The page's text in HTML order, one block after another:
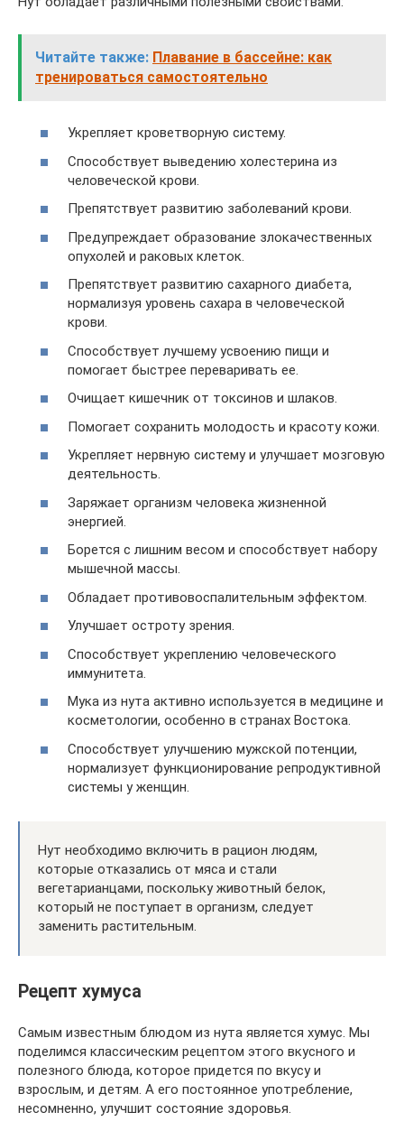
Читайте также: Плавание в бассейне: как
тренироваться самостоятельно
Укрепляет кроветворную систему.
Способствует выведению холестерина из
человеческой крови.
Препятствует развитию заболеваний крови.
Предупреждает образование злокачественных
опухолей и раковых клеток.
Препятствует развитию сахарного диабета,
нормализуя уровень сахара в человеческой
крови.
Способствует лучшему усвоению пищи и
помогает быстрее переваривать ее.
Очищает кишечник от токсинов и шлаков.
Помогает сохранить молодость и красоту кожи.
Укрепляет нервную систему и улучшает мозговую
деятельность.
Заряжает организм человека жизненной
энергией.
Борется с лишним весом и способствует набору
мышечной массы.
Обладает противовоспалительным эффектом.
Улучшает остроту зрения.
Способствует укреплению человеческого
иммунитета.
Мука из нута активно используется в медицине и
косметологии, особенно в странах Востока.
Способствует улучшению мужской потенции,
нормализует функционирование репродуктивной
системы у женщин.
Нут необходимо включить в рацион людям,
которые отказались от мяса и стали
вегетарианцами, поскольку животный белок,
который не поступает в организм, следует
заменить растительным.
Рецепт хумуса
Самым известным блюдом из нута является хумус. Мы
поделимся классическим рецептом этого вкусного и
полезного блюда, которое придется по вкусу и
взрослым, и детям. А его постоянное употребление,
несомненно, улучшит состояние здоровья.